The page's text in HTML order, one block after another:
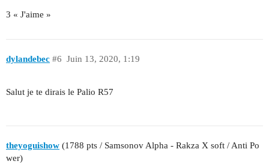
3 « J'aime »
dylandebec Juin 13, 2020, 1:19
#6
Salut je te dirais le Palio R57
theyoguishow (1788 pts / Samsonov Alpha - Rakza X soft / Anti Po
wer)